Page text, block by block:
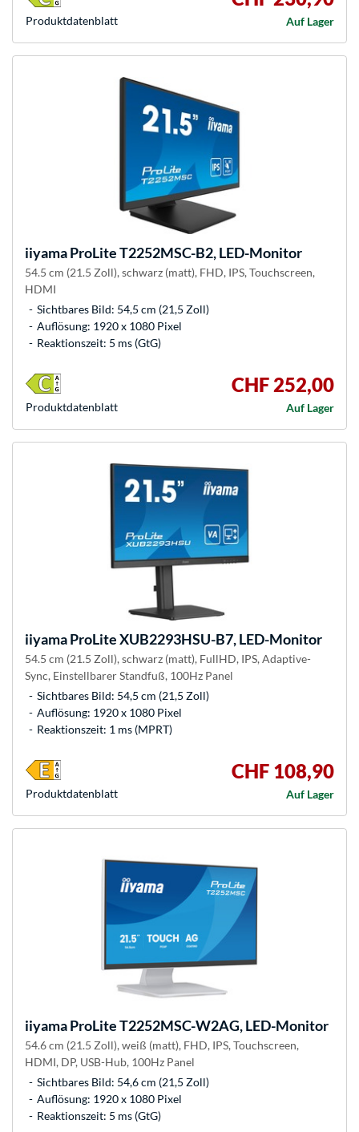
Auf Lager
Produkt­datenblatt
iiyamaProLite T2252MSC-B2, LED-Monitor
54.5 cm (21.5 Zoll), schwarz (matt), FHD, IPS, Touchscreen,
HDMI
Sichtbares Bild: 54,5 cm (21,5 Zoll)
Auflösung: 1920 x 1080 Pixel
Reaktionszeit: 5 ms (GtG)
CHF 252,00
Auf Lager
Produkt­datenblatt
iiyamaProLite XUB2293HSU-B7, LED-Monitor
54.5 cm (21.5 Zoll), schwarz (matt), FullHD, IPS, Adaptive-
Sync, Einstellbarer Standfuß, 100Hz Panel
Sichtbares Bild: 54,5 cm (21,5 Zoll)
Auflösung: 1920 x 1080 Pixel
Reaktionszeit: 1 ms (MPRT)
CHF 108,90
Auf Lager
Produkt­datenblatt
iiyamaProLite T2252MSC-W2AG, LED-Monitor
54.6 cm (21.5 Zoll), weiß (matt), FHD, IPS, Touchscreen,
HDMI, DP, USB-Hub, 100Hz Panel
Sichtbares Bild: 54,6 cm (21,5 Zoll)
Auflösung: 1920 x 1080 Pixel
Reaktionszeit: 5 ms (GtG)